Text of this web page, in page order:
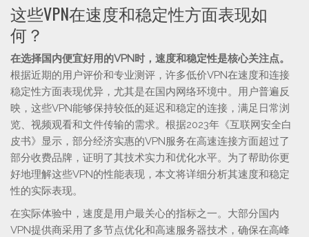
这些VPN在速度和稳定性方面表现如
何？
在选择国内便宜好用的VPN时，速度和稳定性是核心关注点。
根据近期的用户评价和专业测评，许多低价VPN在速度和连接
稳定性方面表现优异，尤其是在国内网络环境中。用户普遍反
映，这些VPN能够保持较低的延迟和稳定的连接，满足日常浏
览、视频观看和文件传输的需求。根据2023年《互联网安全白
皮书》显示，部分经济实惠的VPN服务在高速连接方面超过了
部分收费品牌，证明了其技术实力和优化水平。为了帮助你更
好地理解这些VPN的性能表现，本文将详细分析其速度和稳定
性的实际表现。
在实际体验中，速度是用户最关心的指标之一。大部分国内
VPN提供商采用了多节点优化和高速服务器技术，确保在高峰